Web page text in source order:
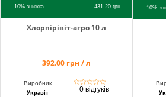
-10%знижка 431.20грн
Хлорпірівіт-агро 10 л
392.00 грн / л
Виробник
Укравіт
☆☆☆☆☆
0 відгуків
-10%